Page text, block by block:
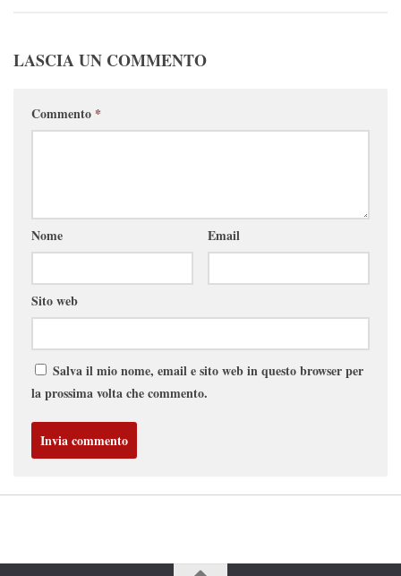
LASCIA UN COMMENTO
Commento *
Nome Email
Sito web
Salva il mio nome, email e sito web in questo browser per
la prossima volta che commento.